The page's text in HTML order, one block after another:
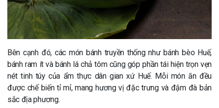
Bên cạnh đó, các món bánh truyền thống như bánh bèo Huế,
bánh ram ít và bánh lá chả tôm cũng góp phần tái hiện trọn vẹn
nét tinh túy của ẩm thực dân gian xứ Huế. Mỗi món ăn đều
được chế biến tỉ mỉ, mang hương vị đặc trưng và đậm đà bản
sắc địa phương.